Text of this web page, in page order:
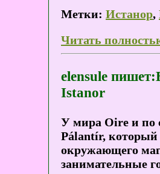
Метки: Истанор,
Читать
elensule
Istanor
У мира Oire и по
Pálantír,
окружающего
занимательные